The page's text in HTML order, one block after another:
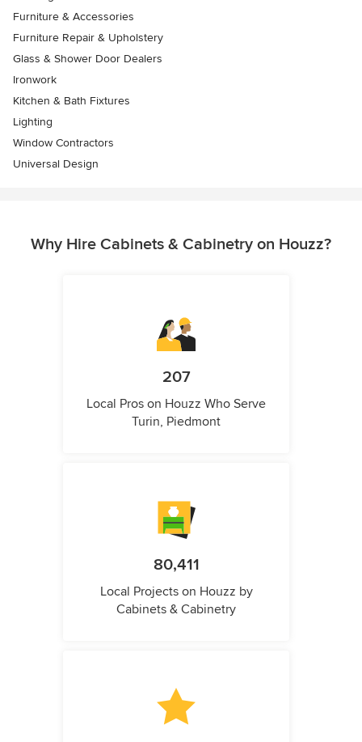
Furniture & Accessories
Furniture Repair & Upholstery
Glass & Shower Door Dealers
Ironwork
Kitchen & Bath Fixtures
Lighting
Window Contractors
Universal Design
Why Hire Cabinets & Cabinetry on Houzz?
207
Local Pros on Houzz Who Serve
Turin, Piedmont
80,411
Local Projects on Houzz by
Cabinets & Cabinetry